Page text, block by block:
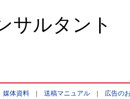
ンサルタン
媒体資料| 送稿マニュアル| 広告の